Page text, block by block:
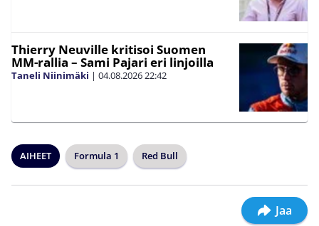
Thierry Neuville kritisoi Suomen
MM-rallia – Sami Pajari eri linjoilla
Taneli Niinimäki | 04.08.202622:42
AIHEET Formula 1 Red Bull
Jaa